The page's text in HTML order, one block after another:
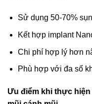
Sử dụng 50-70%
Kết hợp implant
Chi phí hợp lý hơn
Phù hợp với đa số
Ưu điểm khi thực